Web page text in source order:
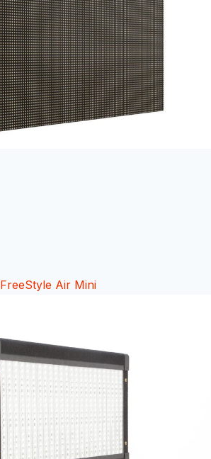
FreeStyle Air Mini